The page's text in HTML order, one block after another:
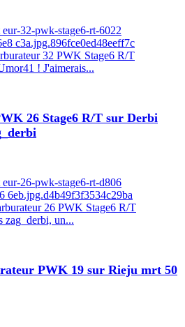
32-pwk-stage6-rt-6022
c3a.jpg.896fce0ed48eeff7c
32 PWK Stage6 R/T
! J'aimerais...
26 Stage6 R/T sur Derbi
26-pwk-stage6-rt-d806
6eb.jpg.d4b49f3f3534c29ba
26 PWK Stage6 R/T
zag_derbi, un...
PWK 19 sur Rieju mrt 50